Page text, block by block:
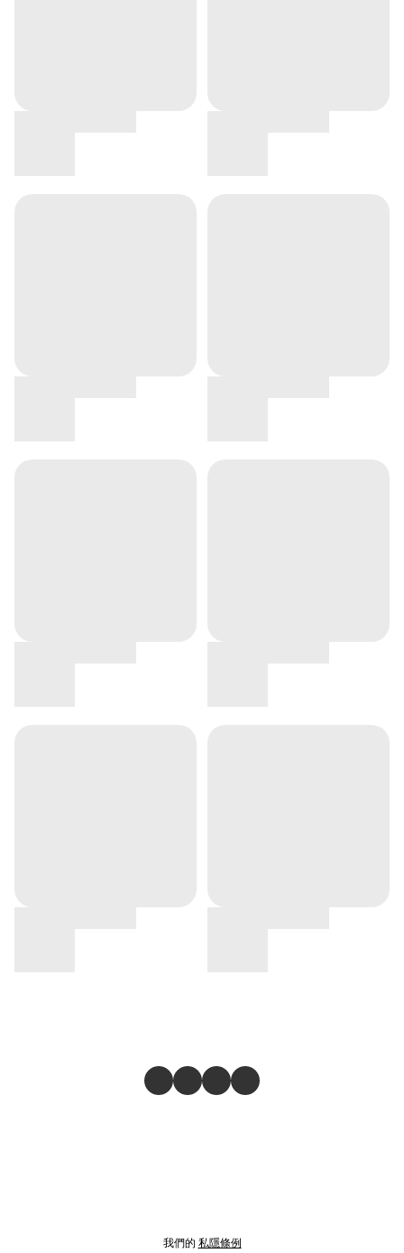
我們的 私隱條例